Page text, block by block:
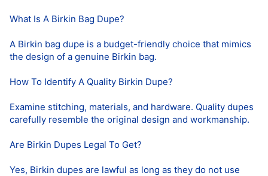
What Is A Birkin Bag Dupe?
A Birkin bag dupe is a budget-friendly choice that mimics
the design of a genuine Birkin bag.
How To Identify A Quality Birkin Dupe?
Examine stitching, materials, and hardware. Quality dupes
carefully resemble the original design and workmanship.
Are Birkin Dupes Legal To Get?
Yes, Birkin dupes are lawful as long as they do not use